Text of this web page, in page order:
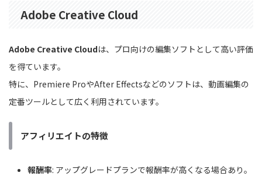
Adobe Creative Cloud
Adobe Creative Cloudは、プロ向けの編集ソフトとして高い評価
を得ています。
特に、Premiere ProやAfter Effectsなどのソフトは、動画編集の
定番ツールとして広く利用されています。
アフィリエイトの特徴
報酬率: アップグレードプランで報酬率が高くなる場合あり。